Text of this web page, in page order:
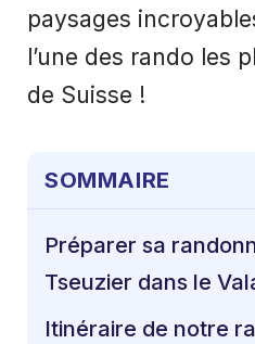
paysages
l’une des rando les
de Suisse !
SOMMAIRE
Préparer sa
Tseuzier dans le
Itinéraire de notre